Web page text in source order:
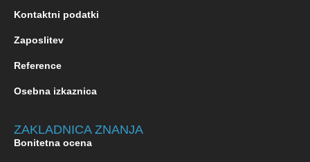
Kontaktni podatki
Zaposlitev
Reference
Osebna izkaznica
ZAKLADNICA ZNANJA
Bonitetna ocena